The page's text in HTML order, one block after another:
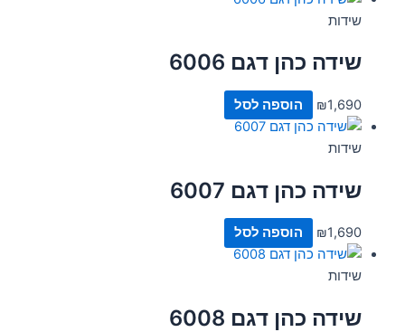
שידות
שידה כהן דגם 6006
₪1,690 הוספה לסל
שידות
שידה כהן דגם 6007
₪1,690 הוספה לסל
שידות
שידה כהן דגם 6008